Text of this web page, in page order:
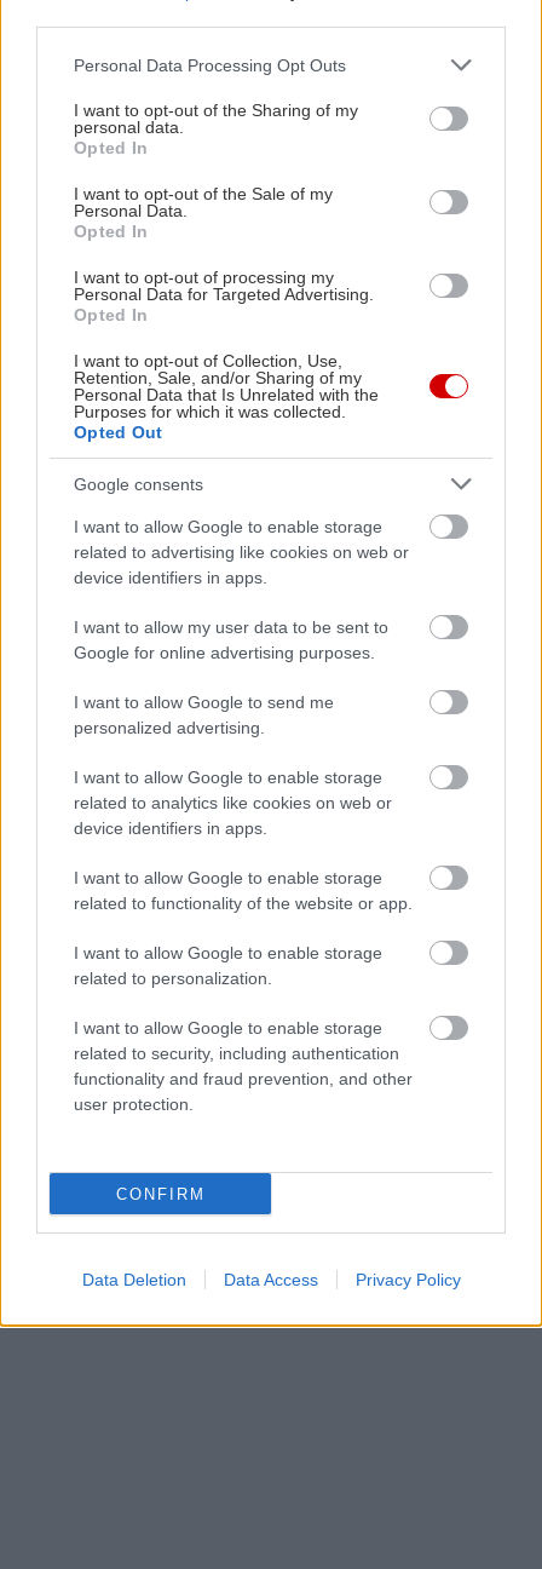
Please note that this website/app uses one or more Google
not limited to your visit or usage behaviour. You may click to
grant or deny consent to Google and its third-party tags to
use your data for below specified purposes in below Google
consent section.
Personal Data Processing Opt Outs
I want to opt-out of the Sharing of my
personal data.
Opted In
I want to opt-out of the Sale of my
Personal Data.
Opted In
I want to opt-out of processing my
Personal Data for Targeted Advertising.
Opted In
I want to opt-out of Collection, Use,
Retention, Sale, and/or Sharing of my
Personal Data that Is Unrelated with the
Purposes for which it was collected.
Opted Out
Google consents
I want to allow Google to enable storage
related to advertising like cookies on web or
device identifiers in apps.
I want to allow my user data to be sent to
Google for online advertising purposes.
I want to allow Google to send me
personalized advertising.
I want to allow Google to enable storage
related to analytics like cookies on web or
device identifiers in apps.
I want to allow Google to enable storage
related to functionality of the website or app.
I want to allow Google to enable storage
related to personalization.
I want to allow Google to enable storage
related to security, including authentication
functionality and fraud prevention, and other
user protection.
CONFIRM
Data Deletion Data Access Privacy Policy
πρώτα πιάτα, θα γίνει fine και μπράβο του.
Χορταστική ποικιλία από ράτσες (Wagyu, Kobe,
Black angus κ.α.), προελεύσεις (Αυστραλία,
Αμερική κ.α.) και κοπές εγγυώνται ένα οργασμικό
κρεοφαγικό γεύμα. H τιμή ξεφεύγει κάπως κατ’
άτομο αφού για πλήρες γεύμα μαζί με κρασί
αγγίζει τα 80-90€ μα το μόνο βέβαιο είναι ότι δεν
θα τα μετανιώσεις.
Ταβέρνα Θανάσης 1948
Κων/νου Καβάφη 48, Άγιος Ελευθέριος, τηλ.:21
0228 8675
Από το 1948 η ταβέρνα του Θανάση στον Άγιο
Ελευθέριο γράφει ιστορία στους κρεατοφαγικούς
κύκλους αφού για περισσότερα από 75 χρόνια
καλοψήνει με περίσσια μαστοριά μπριζολάρες
αλλά και premium κοπές που θα ικανοποιήσουν
και τον πλέον ιδιότροπο ουρανίσκο. Όταν
πανέμορφη αυλή του, ενώ τον χειμώνα πιάνουμε
μια ζεστή χουχουλιάρικη γωνιά μέχρι να
συγκλονιστικό του Rib Eye αξίζει σίγουρα να
σπαλομπριζόλα Tomahawk σιτεμένη και ταλιάτα.
Ο λογαριασμός μαζί με κρασί θα κυμανθεί περί τα
30-35€ το άτομο.